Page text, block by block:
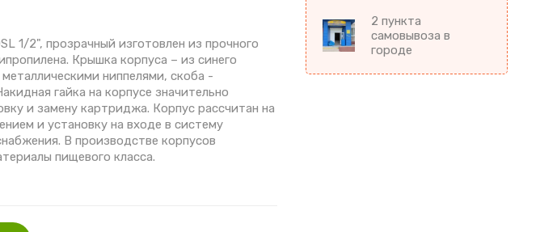
1/2", прозрачный изготовлен из прочного
Крышка корпуса – из синего
ниппелями, скоба -
гайка на корпусе значительно
и замену картриджа. Корпус рассчитан на
и установку на входе в систему
В производстве корпусов
пищевого класса.
2 пункта
самовывоза в
городе